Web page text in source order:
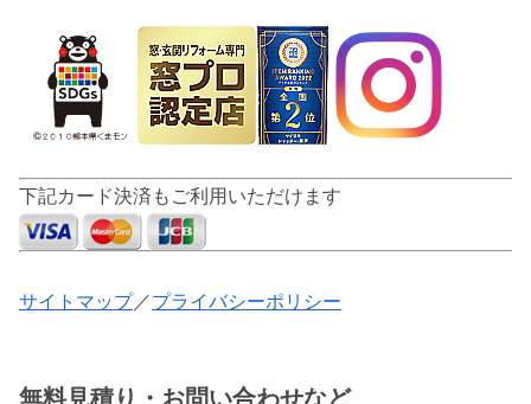
下記カード決済もご利用いただけます
サイトマップ／プライバシーポリシー
無料見積り・お問い合わせなど